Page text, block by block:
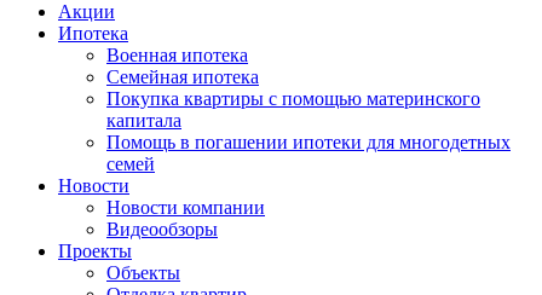
Акции
Ипотека
Военная ипотека
Семейная ипотека
Покупка квартиры с помощью материнского
капитала
Помощь в погашении ипотеки для многодетных
семей
Новости
Новости компании
Видеообзоры
Проекты
Объекты